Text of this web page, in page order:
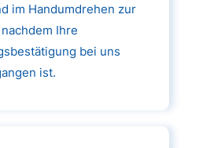
im Handumdrehen zur
Ihre
bei uns
ist.